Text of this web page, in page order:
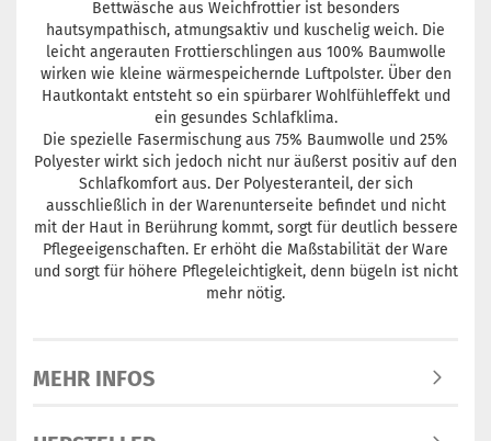
Bettwäsche aus Weichfrottier ist besonders
hautsympathisch, atmungsaktiv und kuschelig weich. Die
leicht angerauten Frottierschlingen aus 100% Baumwolle
wirken wie kleine wärmespeichernde Luftpolster. Über den
Hautkontakt entsteht so ein spürbarer Wohlfühleffekt und
ein gesundes Schlafklima.
Die spezielle Fasermischung aus 75% Baumwolle und 25%
Polyester wirkt sich jedoch nicht nur äußerst positiv auf den
Schlafkomfort aus. Der Polyesteranteil, der sich
ausschließlich in der Warenunterseite befindet und nicht
mit der Haut in Berührung kommt, sorgt für deutlich bessere
Pflegeeigenschaften. Er erhöht die Maßstabilität der Ware
und sorgt für höhere Pflegeleichtigkeit, denn bügeln ist nicht
mehr nötig.
MEHR INFOS